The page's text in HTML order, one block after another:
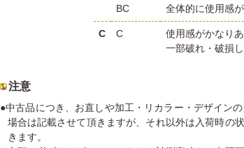
BC 全体的に使用感
C C
使用感がかなり
一部破れ・破損
注意
●中古品につき、お直しや加工・リカラー・デザイン
場合は記載させて頂きますが、それ以外は入荷時の
きます。